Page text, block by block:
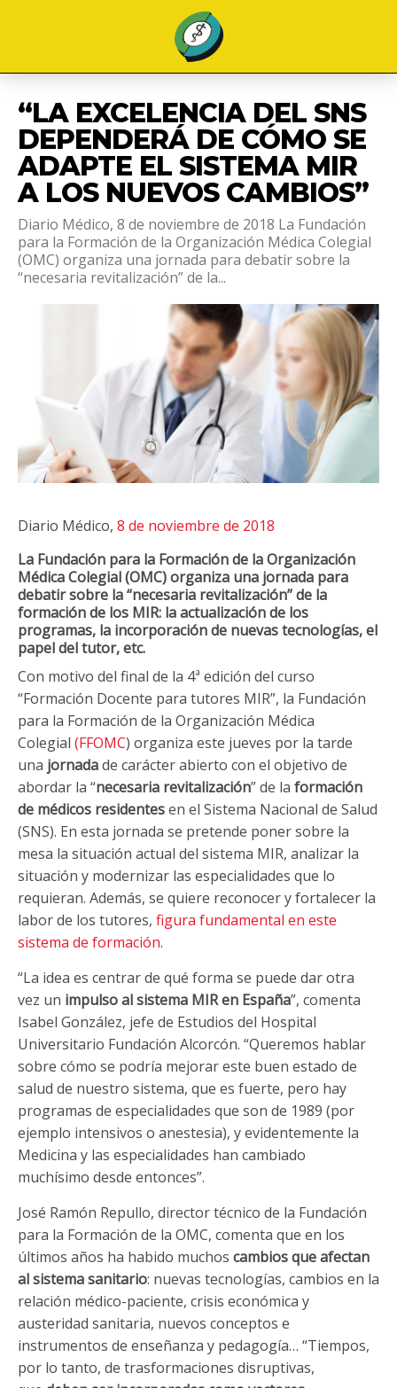
“LA EXCELENCIA DEL SNS
DEPENDERÁ DE CÓMO SE
ADAPTE EL SISTEMA MIR
A LOS NUEVOS CAMBIOS”
Diario Médico, 8 de noviembre de 2018 La Fundación
para la Formación de la Organización Médica Colegial
(OMC) organiza una jornada para debatir sobre la
“necesaria revitalización” de la...
Diario Médico, 8 de noviembre de 2018
La Fundación para la Formación de la Organización
Médica Colegial (OMC) organiza una jornada para
debatir sobre la “necesaria revitalización” de la
formación de los MIR: la actualización de los
programas, la incorporación de nuevas tecnologías, el
papel del tutor, etc.
Con motivo del final de la 4ª edición del curso
“Formación Docente para tutores MIR”, la Fundación
para la Formación de la Organización Médica
Colegial (FFOMC) organiza este jueves por la tarde
una jornadade carácter abierto con el objetivo de
abordar la “necesaria revitalización” de la formación
de médicos residentesen el Sistema Nacional de Salud
(SNS). En esta jornada se pretende poner sobre la
mesa la situación actual del sistema MIR, analizar la
situación y modernizar las especialidades que lo
requieran. Además, se quiere reconocer y fortalecer la
labor de los tutores, figura fundamental en este
sistema de formación.
“La idea es centrar de qué forma se puede dar otra
vez un impulso al sistema MIR en España”, comenta
Isabel González, jefe de Estudios del Hospital
Universitario Fundación Alcorcón. “Queremos hablar
sobre cómo se podría mejorar este buen estado de
salud de nuestro sistema, que es fuerte, pero hay
programas de especialidades que son de 1989 (por
ejemplo intensivos o anestesia), y evidentemente la
Medicina y las especialidades han cambiado
muchísimo desde entonces”.
José Ramón Repullo, director técnico de la Fundación
para la Formación de la OMC, comenta que en los
últimos años ha habido muchos cambios que afectan
al sistema sanitario: nuevas tecnologías, cambios en la
relación médico-paciente, crisis económica y
austeridad sanitaria, nuevos conceptos e
instrumentos de enseñanza y pedagogía… “Tiempos,
por lo tanto, de trasformaciones disruptivas,